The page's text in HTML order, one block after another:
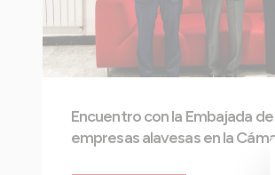
Encuentro con la Embajada
empresas alavesas en la